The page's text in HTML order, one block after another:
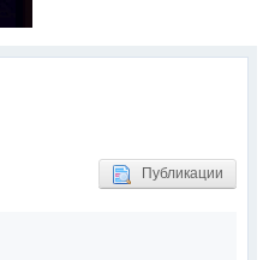
Публикации